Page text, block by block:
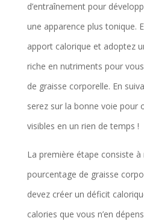
d’entraînement pour
une apparence plus tonique.
apport calorique et adoptez
riche en nutriments pour
de graisse corporelle. En
serez sur la bonne voie pour
visibles en un rien de temps !
La première étape consiste
pourcentage de graisse
devez créer un déficit
calories que vous n’en